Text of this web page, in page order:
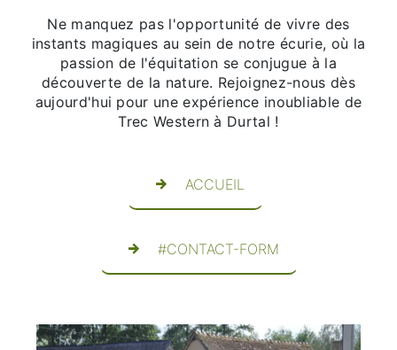
Ne manquez pas l'opportunité de vivre des
instants magiques au sein de notre écurie, où la
passion de l'équitation se conjugue à la
découverte de la nature. Rejoignez-nous dès
aujourd'hui pour une expérience inoubliable de
Trec Western à Durtal !
ACCUEIL
#CONTACT-FORM